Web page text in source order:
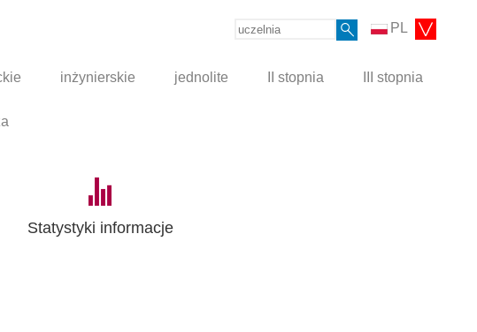
PL
inżynierskie jednolite II stopnia III stopnia
Statystyki informacje